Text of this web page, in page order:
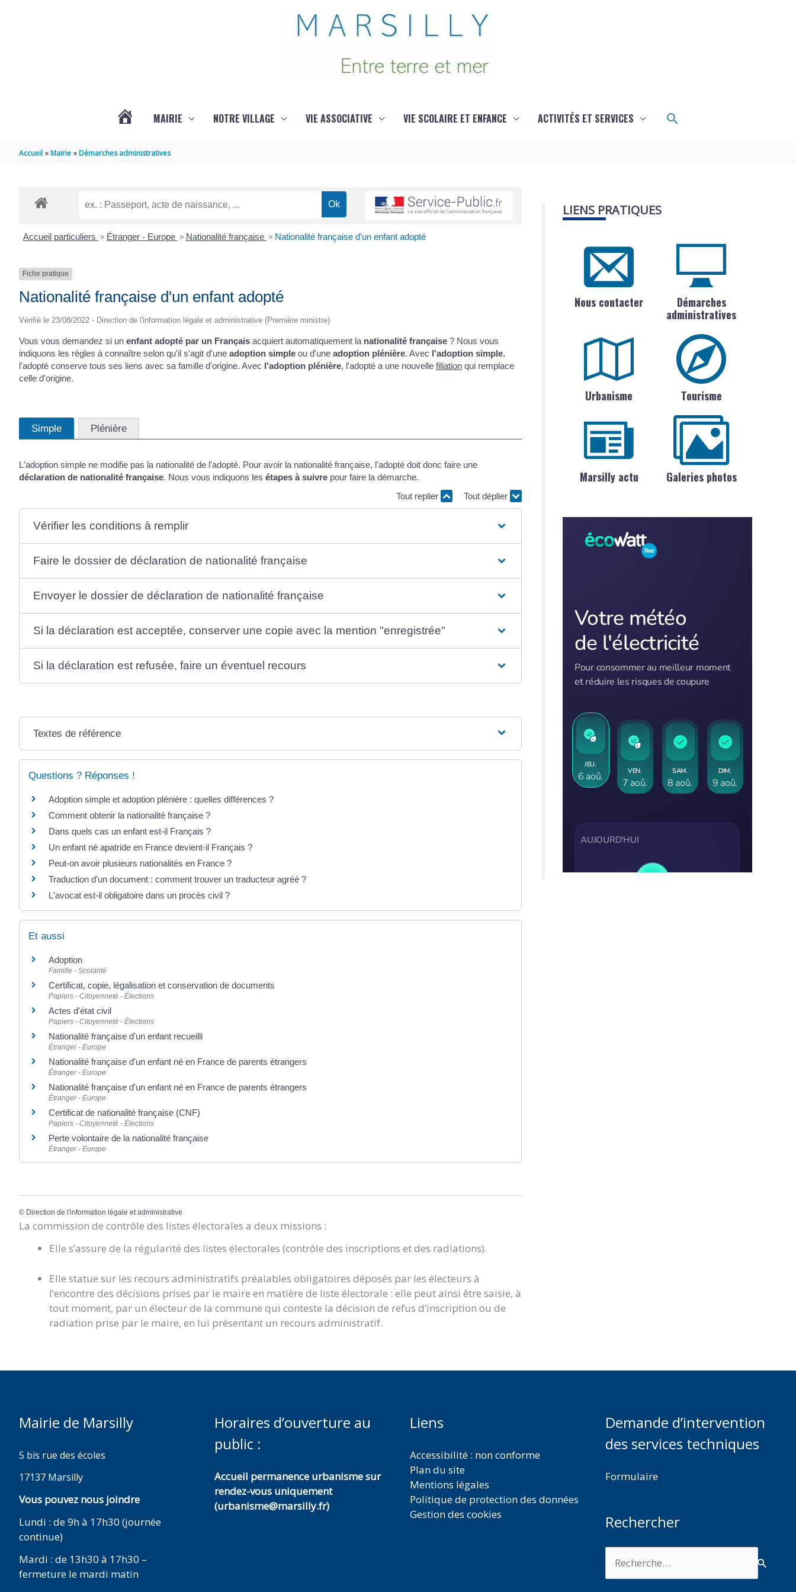
MARSILLY
MAIRIE NOTRE VILLAGE VIE ASSOCIATIVE VIE SCOLAIRE ET ENFANCE ACTIVITÉS ET SERVICES Rechercher
Accueil Mairie Démarches administratives
Accueil particuliers > Étranger - Europe > Nationalité française > Nationalité française d'un enfant adopté
Fiche pratique
Nationalité française d'un enfant adopté
Vérifié le 23/08/2022 - Direction de l'information légale et administrative (Première ministre)
Vous vous demandez si un enfant adopté par un Français acquiert automatiquement la nationalité française ? Nous vous
indiquons les règles à connaître selon qu'il s'agit d'une adoption simple ou d'une adoption plénière. Avec l'adoption simple,
l'adopté conserve tous ses liens avec sa famille d'origine. Avec l'adoption plénière, l'adopté a une nouvelle filiation qui remplace
celle d'origine.
Simple Plénière
L'adoption simple ne modifie pas la nationalité de l'adopté. Pour avoir la nationalité française, l'adopté doit donc faire une
déclaration de nationalité française. Nous vous indiquons les étapes à suivre pour faire la démarche.
Tout replier
Tout déplier
Vérifier les conditions à remplir
Faire le dossier de déclaration de nationalité française
Envoyer le dossier de déclaration de nationalité française
Si la déclaration est acceptée, conserver une copie avec la mention "enregistrée"
Si la déclaration est refusée, faire un éventuel recours
Textes de référence
Questions ? Réponses !
Adoption simple et adoption plénière : quelles différences ?
Comment obtenir la nationalité française ?
Dans quels cas un enfant est-il Français ?
Un enfant né apatride en France devient-il Français ?
Peut-on avoir plusieurs nationalités en France ?
Traduction d'un document : comment trouver un traducteur agréé ?
L'avocat est-il obligatoire dans un procès civil ?
Et aussi
Adoption
Famille - Scolarité
Certificat, copie, légalisation et conservation de documents
Papiers - Citoyenneté - Élections
Actes d'état civil
Papiers - Citoyenneté - Élections
Nationalité française d'un enfant recueilli
Étranger - Europe
Nationalité française d'un enfant né en France de parents étrangers
Étranger - Europe
Nationalité française d'un enfant né en France de parents étrangers
Étranger - Europe
Certificat de nationalité française (CNF)
Papiers - Citoyenneté - Élections
Perte volontaire de la nationalité française
Étranger - Europe
© Direction de l'information légale et administrative
La commission de contrôle des listes électorales a deux missions :
Elle s’assure de la régularité des listes électorales (contrôle des inscriptions et des radiations).
Elle statue sur les recours administratifs préalables obligatoires déposés par les électeurs à
l’encontre des décisions prises par le maire en matière de liste électorale : elle peut ainsi être saisie, à
tout moment, par un électeur de la commune qui conteste la décision de refus d’inscription ou de
radiation prise par le maire, en lui présentant un recours administratif.
LIENS PRATIQUES
Nous contacter
Démarches
administratives
Urbanisme Tourisme
Marsilly actu Galeries photos
Mairie de Marsilly
5 bis rue des écoles
17137 Marsilly
Vous pouvez nous joindre
Lundi : de 9h à 17h30 (journée
continue)
Mardi : de 13h30 à 17h30 –
fermeture le mardi matin
Horaires d’ouverture au
public :
Accueil permanence urbanisme sur
rendez-vous uniquement
(urbanisme@marsilly.fr)
Liens
Accessibilité : non conforme
Plan du site
Mentions légales
Politique de protection des données
Gestion des cookies
Demande d’intervention
des services techniques
Formulaire
Rechercher